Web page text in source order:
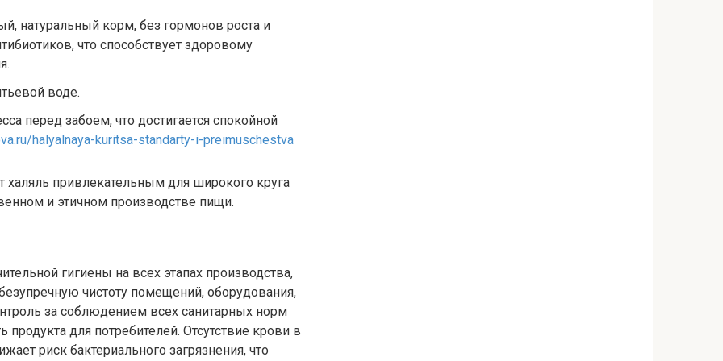
натуральный корм, без гормонов роста и
что способствует здоровому
воде.
перед забоем, что достигается спокойной
halyalnaya-kuritsa-standarty-i-preimuschestva
халяль привлекательным для широкого круга
и этичном производстве пищи.
гигиены на всех этапах производства,
чистоту помещений, оборудования,
за соблюдением всех санитарных норм
для потребителей. Отсутствие крови в
риск бактериального загрязнения, что